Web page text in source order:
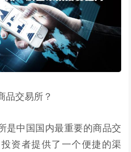
品交易所？
是中国国内最重要的商品交
资者提供了一个便捷的渠